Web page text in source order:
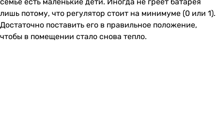
лишь потому, что регулятор стоит на минимуме (0 или 1).
Достаточно поставить его в правильное положение,
чтобы в помещении стало снова тепло.